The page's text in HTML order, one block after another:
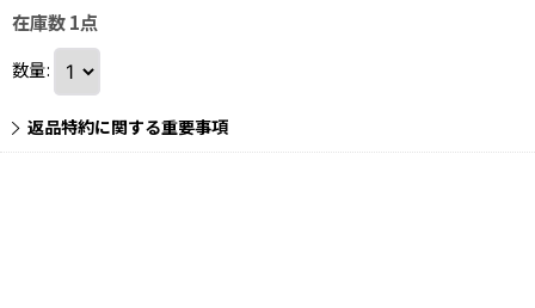
在庫数 1点
数量:
返品特約に関する重要事項